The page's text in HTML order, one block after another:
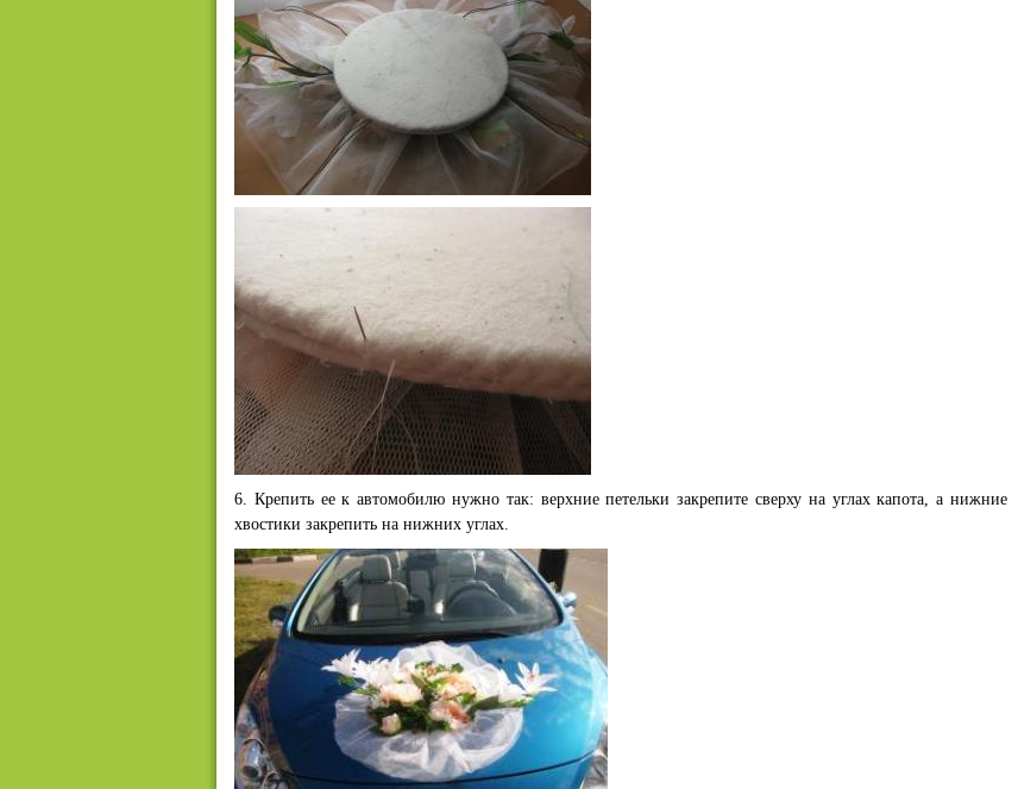
6. Крепить ее к автомобилю нужно так: верхние петельки закрепите сверху на углах капота, а нижние
хвостики закрепить на нижних углах.